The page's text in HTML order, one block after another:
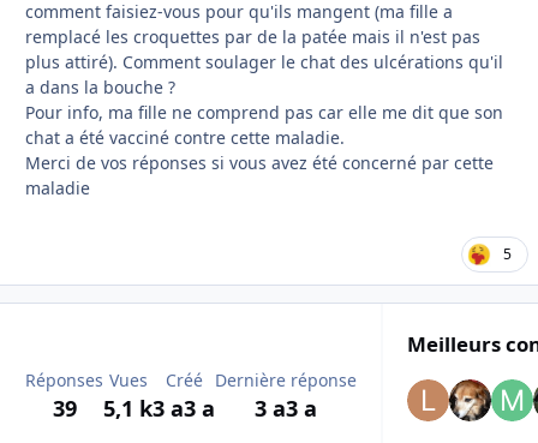
comment faisiez-vous pour qu'ils mangent (ma fille a
remplacé les croquettes par de la patée mais il n'est pas
plus attiré). Comment soulager le chat des ulcérations qu'il
a dans la bouche ?
Pour info, ma fille ne comprend pas car elle me dit que son
chat a été vacciné contre cette maladie.
Merci de vos réponses si vous avez été concerné par cette
maladie
5
Réponses
39
Vues
5,1 k
Créé
3 a3 a
Dernière réponse
3 a3 a
Meilleurs